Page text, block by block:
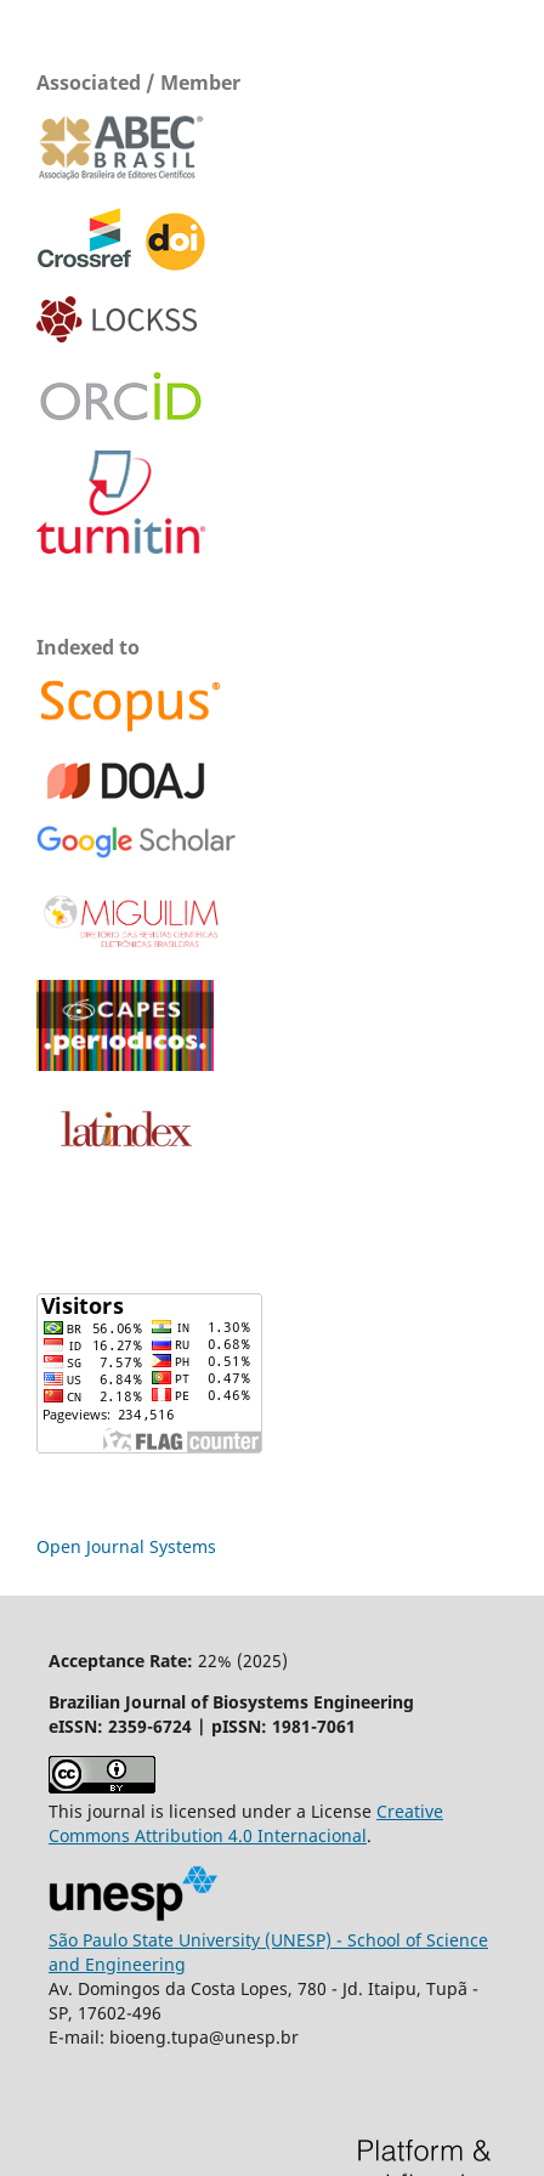
Associated / Member
Indexed to
Open Journal Systems
Acceptance Rate: 22% (2025)
Brazilian Journal of Biosystems Engineering
eISSN: 2359-6724 | pISSN: 1981-7061
This journal is licensed under a License Creative
Commons Attribution 4.0 Internacional.
São Paulo State University (UNESP) - School of Science
and Engineering
Av. Domingos da Costa Lopes, 780 - Jd. Itaipu, Tupã -
SP, 17602-496
E-mail: bioeng.tupa@unesp.br